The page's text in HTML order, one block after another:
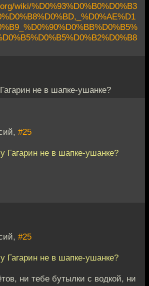
wiki/%D0%93%D0%B0%D0%B3
не в шапке-ушанке?
#25
Гагарин не в шапке-ушанке?
#25
Гагарин не в шапке-ушанке?
ни тебе бутылки с водкой, ни